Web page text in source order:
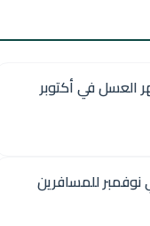
في أكتوبر
للمسافرين